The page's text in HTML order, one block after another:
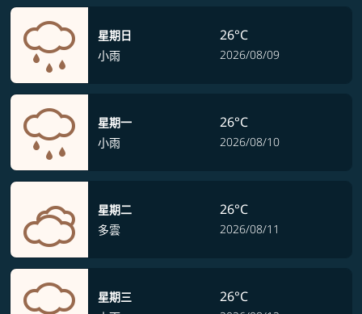
星期日
小雨
26°C
2026/08/09
星期一
小雨
26°C
2026/08/10
星期二
多雲
26°C
2026/08/11
星期三
26°C